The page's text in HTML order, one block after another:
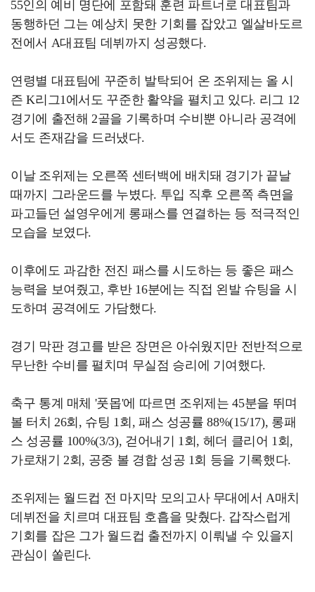
55인의 예비 명단에 포함돼 훈련 파트너로 대표팀과
동행하던 그는 예상치 못한 기회를 잡았고 엘살바도르
전에서 A대표팀 데뷔까지 성공했다.
연령별 대표팀에 꾸준히 발탁되어 온 조위제는 올 시
즌 K리그1에서도 꾸준한 활약을 펼치고 있다. 리그 12
경기에 출전해 2골을 기록하며 수비뿐 아니라 공격에
서도 존재감을 드러냈다.
이날 조위제는 오른쪽 센터백에 배치돼 경기가 끝날
때까지 그라운드를 누볐다. 투입 직후 오른쪽 측면을
파고들던 설영우에게 롱패스를 연결하는 등 적극적인
모습을 보였다.
이후에도 과감한 전진 패스를 시도하는 등 좋은 패스
능력을 보여줬고, 후반 16분에는 직접 왼발 슈팅을 시
도하며 공격에도 가담했다.
경기 막판 경고를 받은 장면은 아쉬웠지만 전반적으로
무난한 수비를 펼치며 무실점 승리에 기여했다.
축구 통계 매체 '풋몹'에 따르면 조위제는 45분을 뛰며
볼 터치 26회, 슈팅 1회, 패스 성공률 88%(15/17), 롱패
스 성공률 100%(3/3), 걷어내기 1회, 헤더 클리어 1회,
가로채기 2회, 공중 볼 경합 성공 1회 등을 기록했다.
조위제는 월드컵 전 마지막 모의고사 무대에서 A매치
데뷔전을 치르며 대표팀 호흡을 맞췄다. 갑작스럽게
기회를 잡은 그가 월드컵 출전까지 이뤄낼 수 있을지
관심이 쏠린다.